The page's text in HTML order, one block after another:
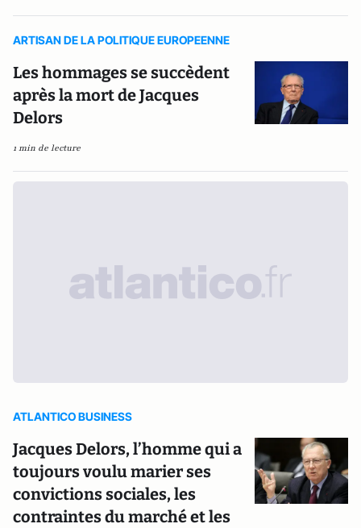
ARTISAN DE LA POLITIQUE EUROPEENNE
Les hommages se succèdent
après la mort de Jacques
Delors
1 min de lecture
ATLANTICO BUSINESS
Jacques Delors, l’homme qui a
toujours voulu marier ses
convictions sociales, les
contraintes du marché et les